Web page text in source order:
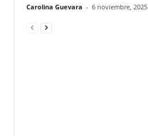
Carolina Guevara - 6 noviembre, 2025